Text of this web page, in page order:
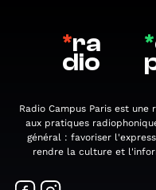
*ra
dio
*
Radio Campus Paris est
aux pratiques
général : favoriser
rendre la culture et